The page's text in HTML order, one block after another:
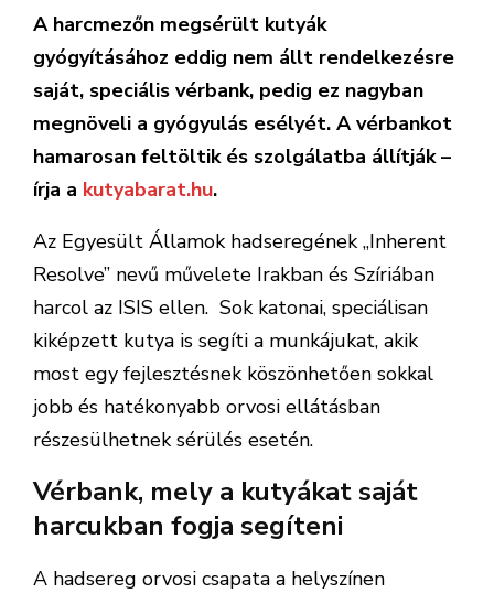
A harcmezőn megsérült kutyák
gyógyításához eddig nem állt rendelkezésre
saját, speciális vérbank, pedig ez nagyban
megnöveli a gyógyulás esélyét. A vérbankot
hamarosan feltöltik és szolgálatba állítják –
írja a kutyabarat.hu.
Az Egyesült Államok hadseregének „Inherent
Resolve” nevű művelete Irakban és Szíriában
harcol az ISIS ellen. Sok katonai, speciálisan
kiképzett kutya is segíti a munkájukat, akik
most egy fejlesztésnek köszönhetően sokkal
jobb és hatékonyabb orvosi ellátásban
részesülhetnek sérülés esetén.
Vérbank, mely a kutyákat saját
harcukban fogja segíteni
A hadsereg orvosi csapata a helyszínen